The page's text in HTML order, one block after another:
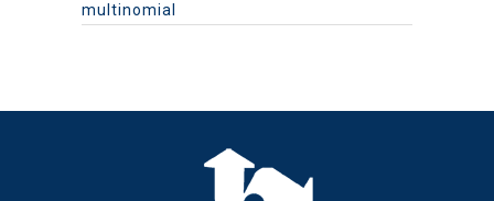
multinomial